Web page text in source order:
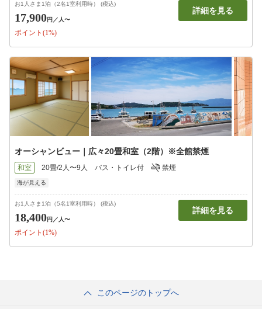
お1人さま1泊（2名1室利用時） (税込)
17,900円 ／人〜
ポイント(1%)
詳細を見る
オーシャンビュー｜広々20畳和室（2階）※全館禁煙
和室 20畳/2人〜9人 バス・トイレ付 禁煙
海が見える
お1人さま1泊（5名1室利用時） (税込)
18,400円 ／人〜
ポイント(1%)
詳細を見る
このページのトップへ